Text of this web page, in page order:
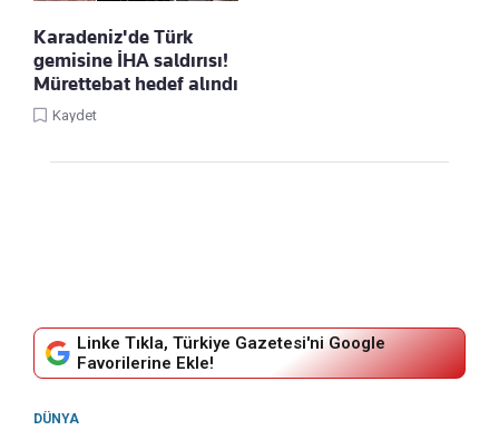
Karadeniz'de Türk
gemisine İHA saldırısı!
Mürettebat hedef alındı
Kaydet
Linke Tıkla, Türkiye Gazetesi'ni Google
Favorilerine Ekle!
DÜNYA